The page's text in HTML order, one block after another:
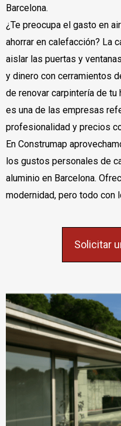
Barcelona.
¿Te preocupa el gasto en
ahorrar en calefacción? La
aislar las puertas y
y dinero con cerramientos
de renovar carpintería de
es una de las empresas
profesionalidad y precios
En Construmap
los gustos personales de
aluminio en Barcelona.
modernidad, pero todo con
Solicitar